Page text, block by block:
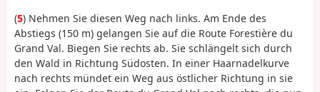
(5) Nehmen Sie diesen Weg nach links. Am Ende des
Abstiegs (150 m) gelangen Sie auf die Route Forestière du
Grand Val. Biegen Sie rechts ab. Sie schlängelt sich durch
den Wald in Richtung Südosten. In einer Haarnadelkurve
nach rechts mündet ein Weg aus östlicher Richtung in sie